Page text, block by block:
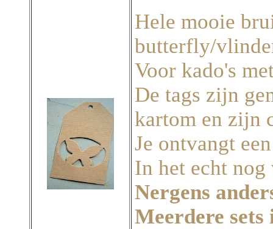
Hele mooie
butterfly/
Voor kado's
De tags zijn
kartom en zijn
Je ontvangt
In het echt
Nergens
Meerdere